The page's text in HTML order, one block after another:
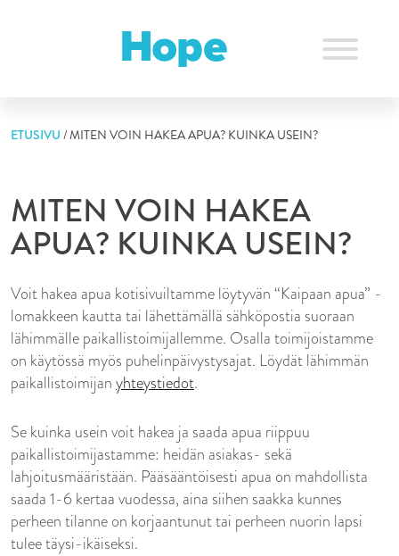
ETUSIVU /MITEN VOIN HAKEA APUA? KUINKA USEIN?
MITEN VOIN HAKEA
APUA? KUINKA USEIN?
Voit hakea apua kotisivuiltamme löytyvän “Kaipaan apua” -
lomakkeen kautta tai lähettämällä sähköpostia suoraan
lähimmälle paikallistoimijallemme. Osalla toimijoistamme
on käytössä myös puhelinpäivystysajat. Löydät lähimmän
paikallistoimijan yhteystiedot.
Se kuinka usein voit hakea ja saada apua riippuu
paikallistoimijastamme: heidän asiakas- sekä
lahjoitusmääristään. Pääsääntöisesti apua on mahdollista
saada 1-6 kertaa vuodessa, aina siihen saakka kunnes
perheen tilanne on korjaantunut tai perheen nuorin lapsi
tulee täysi-ikäiseksi.